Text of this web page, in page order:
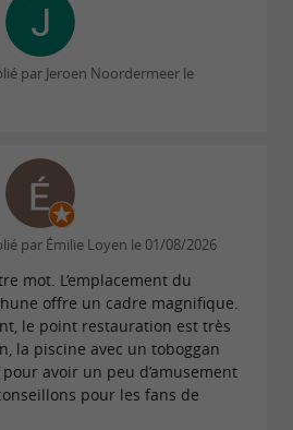
par Jeroen Noordermeer le
par Émilie Loyen le 01/08/2026
mot. L’emplacement du
offre un cadre magnifique.
le point restauration est très
la piscine avec un toboggan
avoir un peu d’amusement
pour les fans de